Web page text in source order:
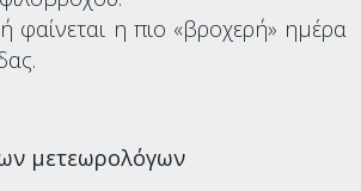
φαίνεται η πιο «βροχερή» ημέρα
μετεωρολόγων